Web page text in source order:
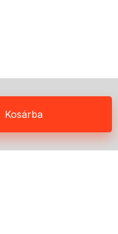
Kosárba